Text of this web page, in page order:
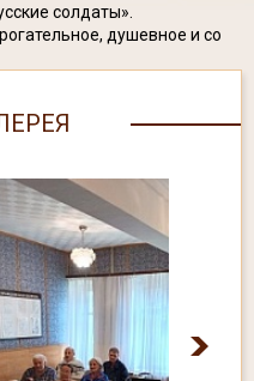
солдаты».
душевное и со